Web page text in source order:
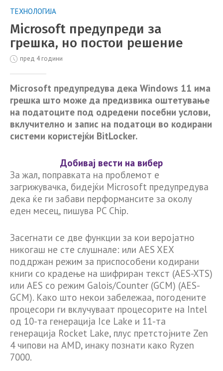
ТЕХНОЛОГИЈА
Microsoft предупреди за
грешка, но постои решение
пред 4 години
Microsoft предупредува дека Windows 11 има
грешка што може да предизвика оштетување
на податоците под одредени посебни услови,
вклучително и запис на податоци во кодирани
системи користејќи BitLocker.
Добивај вести на вибер
За жал, поправката на проблемот е
загрижувачка, бидејќи Microsoft предупредува
дека ќе ги забави перформансите за околу
еден месец, пишува PC Chip.
Засегнати се две функции за кои веројатно
никогаш не сте слушнале: или AES XEX
поддржан режим за приспособени кодирани
книги со крадење на шифриран текст (AES-XTS)
или AES со режим Galois/Counter (GCM) (AES-
GCM). Како што некои забележаа, погодените
процесори ги вклучуваат процесорите на Intel
од 10-та генерација Ice Lake и 11-та
генерација Rocket Lake, плус претстојните Zen
4 чипови на AMD, инаку познати како Ryzen
7000.